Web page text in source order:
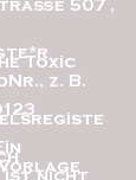
507 ,
Toxic
z. B.
Vorlage
ist nicht